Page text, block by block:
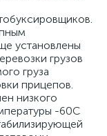
установлены
грузов
груза
прицепов.
низкого
-60С